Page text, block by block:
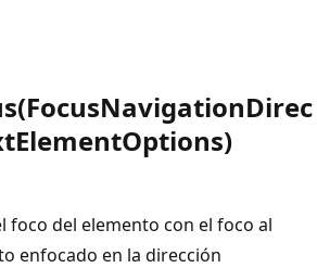
foco del elemento con el foco al
enfocado en la dirección